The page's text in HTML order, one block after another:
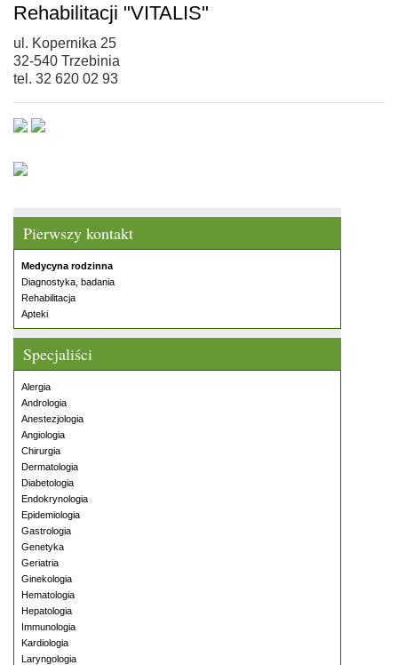
Pierwszy kontakt
Medycyna rodzinna
Diagnostyka, badania
Rehabilitacja
Apteki
Specjaliści
Alergia
Andrologia
Anestezjologia
Angiologia
Chirurgia
Dermatologia
Diabetologia
Endokrynologia
Epidemiologia
Gastrologia
Genetyka
Geriatria
Ginekologia
Hematologia
Hepatologia
Immunologia
Kardiologia
Laryngologia
Rehabilitacji "VITALIS"
ul. Kopernika 25
32-540 Trzebinia
tel. 32 620 02 93